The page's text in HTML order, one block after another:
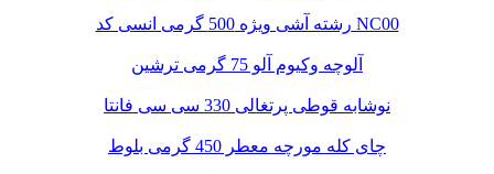
رشته آشی ویژه 500 گرمی انسی کد NC00
آلوچه وکیوم آلو 75 گرمی ترشین
نوشابه قوطی پرتغالی 330 سی سی فانتا
چای کله مورچه معطر 450 گرمی بلوط